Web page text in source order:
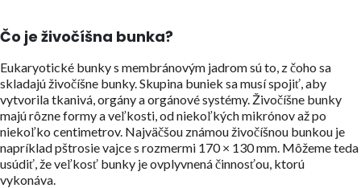
Čo je živočíšna bunka?
Eukaryotické bunky s membránovým jadrom sú to, z čoho sa
skladajú živočíšne bunky. Skupina buniek sa musí spojiť, aby
vytvorila tkanivá, orgány a orgánové systémy. Živočíšne bunky
majú rôzne formy a veľkosti, od niekoľkých mikrónov až po
niekoľko centimetrov. Najväčšou známou živočíšnou bunkou je
napríklad pštrosie vajce s rozmermi 170 × 130 mm. Môžeme teda
usúdiť, že veľkosť bunky je ovplyvnená činnosťou, ktorú
vykonáva.